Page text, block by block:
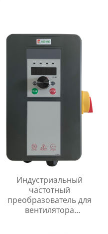
Индустриальный
частотный
преобразователь для
вентилятора